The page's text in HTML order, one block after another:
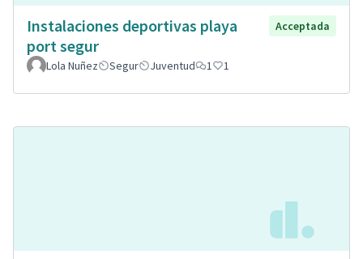
Instalaciones deportivas playa
port segur
Acceptada
Lola Nuñez Segur Juventud 1 1